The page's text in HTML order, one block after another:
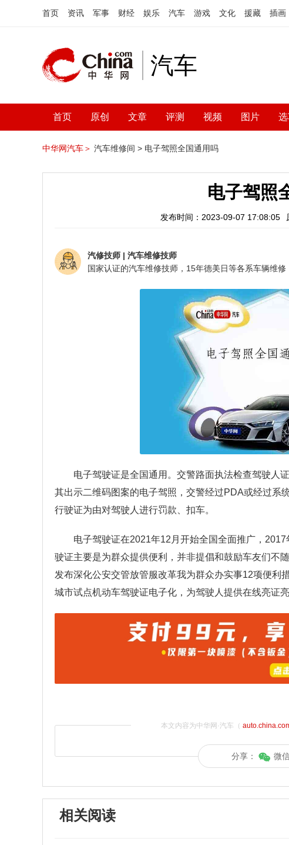
首页 资讯 军事 财经 娱乐 汽车 游戏 文化 援藏 插画
汽车
首页 原创 文章 评测 视频 图片
中华网汽车＞ 汽车维修间 > 电子驾照全国通用吗
电子驾照
发布时间：2023-09-07 17:08:05
汽修技师 | 汽车维修技师
电子驾驶证是全国通用。交警路面执法检查驾驶人
其出示二维码图案的电子驾照，交警经过PDA或经过系
行驶证为由对驾驶人进行罚款、扣车。
电子驾驶证在2021年12月开始全国全面推广，
驶证主要是为群众提供便利，并非提倡和鼓励车友们不
发布深化公安交管放管服改革我为群众办实事12项便利
城市试点机动车驾驶证电子化，为驾驶人提供在线亮证
本文内容为中华网·汽车（
分享： 微
相关阅读